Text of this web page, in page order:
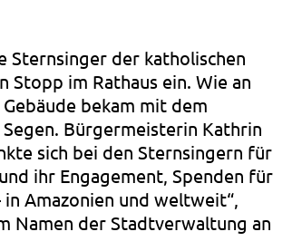
Sternsinger der katholischen
Stopp im Rathaus ein. Wie an
bekam mit dem
Bürgermeisterin Kathrin
sich bei den Sternsingern für
ihr Engagement, Spenden für
Amazonien und weltweit“,
Namen der Stadtverwaltung an